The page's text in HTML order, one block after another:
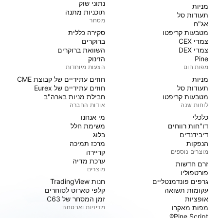
מניות‏
תעודות סל
אג"ח
מטבעות קריפטו
צמדי CEX
צמדי DEX
Pine
מפות חום
מניות‏
תעודות סל
מטבעות קריפטו
לוחות שנה
כלכלי
דו"חות רווחים
דיבידנדים
הנפקות
מוצרים נוספים
זרם חדשות
פורטפוליו
גרפים פונדמנטליים
עקומות תשואה
אופציות
מפות מאקרו
Pine Script®
נתוני שוק
תוכניות מתנה
מסחר
סקירה כללית
ברוקרים
השוואת ברוקרים
הזינוק
הצעות מיוחדות
חוזים עתידיים של קבוצת CME
חוזים עתידיים של Eurex
חבילת מניות בארה"ב
אודות החברה
מי אנחנו
משימת חלל
בלוג
מרכז תמיכה
קריירה
ערכת מדיה
מוצרים
חנות TradingView
קלפי טארוט לסוחרים
זמן המסחר של C63
מדיניות ואבטחה